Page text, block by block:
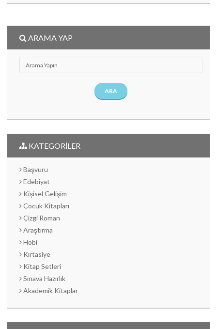
ARAMA YAP
ARA
KATEGORİLER
Başvuru
Edebiyat
Kişisel Gelişim
Çocuk Kitapları
Çizgi Roman
Araştırma
Hobi
Kırtasiye
Kitap Setleri
Sınava Hazırlık
Akademik Kitaplar